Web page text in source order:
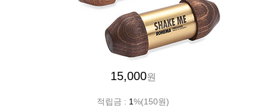
15,000원
적립금 : 1%(150원)